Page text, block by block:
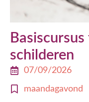
schilderen
07/09/2026
maandagavond